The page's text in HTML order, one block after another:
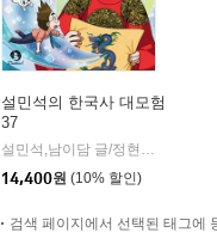
설민석의 한국사 대모험
37
설민석,남이담 글/정현희 그림/강석화 감수
14,400원 (10% 할인)
검색 페이지에서 선택된 태그에